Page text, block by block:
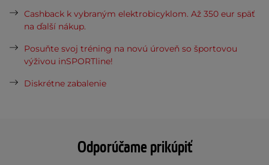
Odporúčame prikúpiť
Cashback k vybraným elektrobicyklom. Až 350 eur späť
na ďalší nákup.
Posuňte svoj tréning na novú úroveň so športovou
výživou inSPORTline!
Diskrétne zabalenie